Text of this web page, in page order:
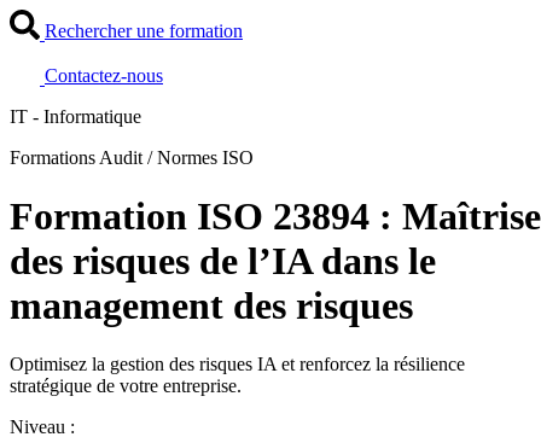
Rechercher une formation
Contactez-nous
IT - Informatique
Formations Audit / Normes ISO
Formation ISO 23894 : Maîtrise
des risques de l’IA dans le
management des risques
Optimisez la gestion des risques IA et renforcez la résilience
stratégique de votre entreprise.
Niveau :